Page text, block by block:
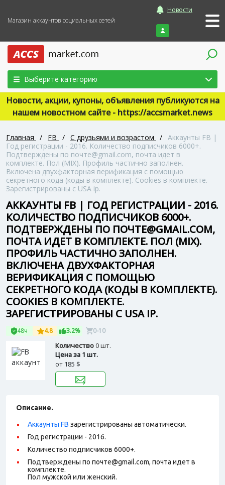
Магазин аккаунтов социальных сетей
Новости
Войти
Выберите категорию
Новости, акции, купоны, объявления публикуются на
нашем новостном сайте - https://accsmarket.news
Главная / FB / С друзьями и возрастом / Аккаунты FB |
Год регистрации - 2016. Количество подписчиков 6000+.
Подтверждены по почте@gmail.com, почта идет в
комплекте. Пол (MIX). Профиль частично заполнен.
Включена двухфакторная верификация с помощью
секретного кода (коды в комплекте). Сookies в комплекте.
Зарегистрированы с USA ip.
АККАУНТЫ FB | ГОД РЕГИСТРАЦИИ - 2016.
КОЛИЧЕСТВО ПОДПИСЧИКОВ 6000+.
ПОДТВЕРЖДЕНЫ ПО ПОЧТЕ@GMAIL.COM,
ПОЧТА ИДЕТ В КОМПЛЕКТЕ. ПОЛ (MIX).
ПРОФИЛЬ ЧАСТИЧНО ЗАПОЛНЕН.
ВКЛЮЧЕНА ДВУХФАКТОРНАЯ
ВЕРИФИКАЦИЯ С ПОМОЩЬЮ
СЕКРЕТНОГО КОДА (КОДЫ В КОМПЛЕКТЕ).
СOOKIES В КОМПЛЕКТЕ.
ЗАРЕГИСТРИРОВАНЫ С USA IP.
48ч 4.8 3.2% 0-10
Количество0 шт.
Цена за 1 шт.
от 185 $
Описание.
Аккаунты FB зарегистрированы автоматически.
Год регистрации - 2016.
Количество подписчиков 6000+.
Подтверждены по почте@gmail.com, почта идет в
комплекте.
Пол мужской или женский.